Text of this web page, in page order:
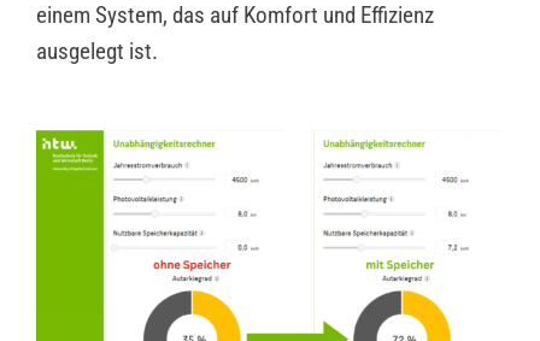
einem System, das auf Komfort und Effizienz
ausgelegt ist.